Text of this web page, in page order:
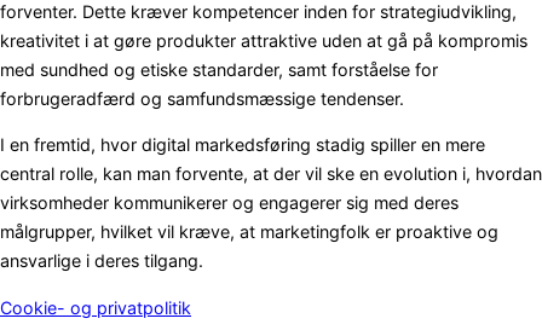
forventer. Dette kræver kompetencer inden for strategiudvikling,
kreativitet i at gøre produkter attraktive uden at gå på kompromis
med sundhed og etiske standarder, samt forståelse for
forbrugeradfærd og samfundsmæssige tendenser.
I en fremtid, hvor digital markedsføring stadig spiller en mere
central rolle, kan man forvente, at der vil ske en evolution i, hvordan
virksomheder kommunikerer og engagerer sig med deres
målgrupper, hvilket vil kræve, at marketingfolk er proaktive og
ansvarlige i deres tilgang.
Cookie- og privatpolitik